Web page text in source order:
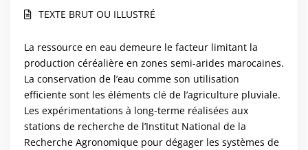
TEXTE BRUT OU ILLUSTRÉ
La ressource en eau demeure le facteur limitant la
production céréalière en zones semi-arides marocaines.
La conservation de l’eau comme son utilisation
efficiente sont les éléments clé de l’agriculture pluviale.
Les expérimentations à long-terme réalisées aux
stations de recherche de l’Institut National de la
Recherche Agronomique pour dégager les systèmes de